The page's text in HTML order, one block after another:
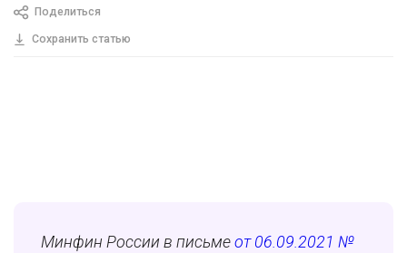
Поделиться
Сохранить статью
Минфин России в письмеот 06.09.2021 №